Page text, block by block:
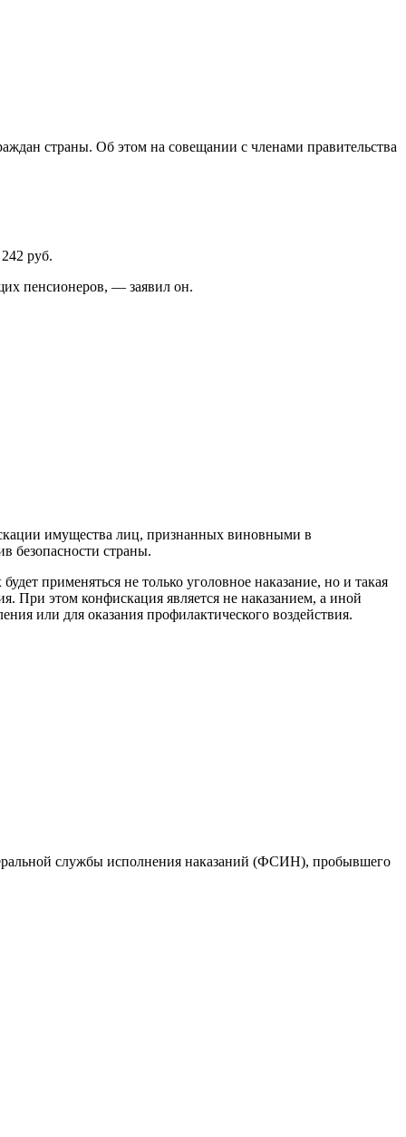
страны. Об этом на совещании с членами правительства
руб.
пенсионеров, — заявил он.
имущества лиц, признанных виновными в
безопасности страны.
применяться не только уголовное наказание, но и такая
При этом конфискация является не наказанием, а иной
или для оказания профилактического воздействия.
службы исполнения наказаний (ФСИН), пробывшего